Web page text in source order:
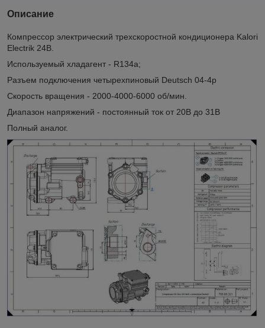
Описание
Компрессор электрический трехскоростной кондиционера Kalori
Electrik 24В.
Используемый хладагент - R134а;
Разъем подключения четырехпиновый Deutsch 04-4p
Скорость вращения - 2000-4000-6000 об/мин.
Диапазон напряжений - постоянный ток от 20В до 31В
Полный аналог.